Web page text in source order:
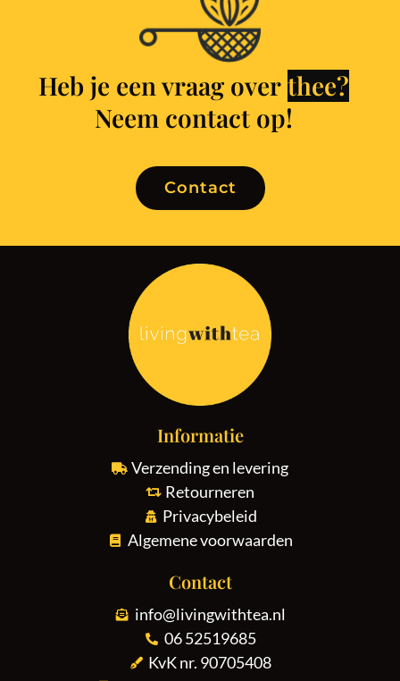
Heb je een vraag over thee?
Neem contact op!
Contact
Informatie
Verzending en levering
Retourneren
Privacybeleid
Algemene voorwaarden
Contact
info@livingwithtea.nl
06 52519685
KvK nr. 90705408